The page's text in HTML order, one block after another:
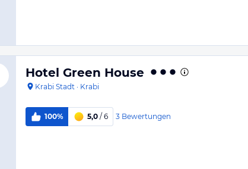
Hotel Green House
Krabi Stadt · Krabi
100% 5,0 / 6 3 Bewertungen